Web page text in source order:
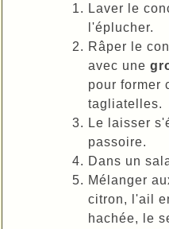
Laver le
l'éplucher.
Râper le
avec une
pour former
tagliatelles.
Le laisser
passoire.
Dans un
Mélanger
citron, l'ail
hachée, le